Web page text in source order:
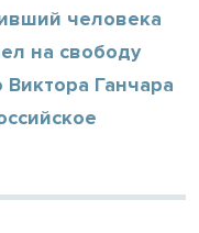
человека
на свободу
Ганчара